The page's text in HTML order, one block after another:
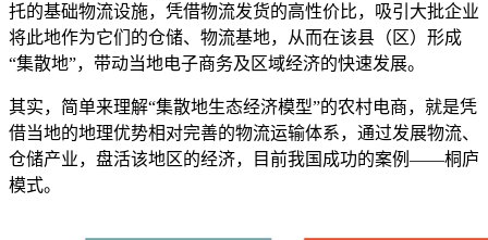
托的基础物流设施，凭借物流发货的高性价比，吸引大批企业
将此地作为它们的仓储、物流基地，从而在该县（区）形成
“集散地”，带动当地电子商务及区域经济的快速发展。
其实，简单来理解“集散地生态经济模型”的农村电商，就是凭
借当地的地理优势相对完善的物流运输体系，通过发展物流、
仓储产业，盘活该地区的经济，目前我国成功的案例——桐庐
模式。